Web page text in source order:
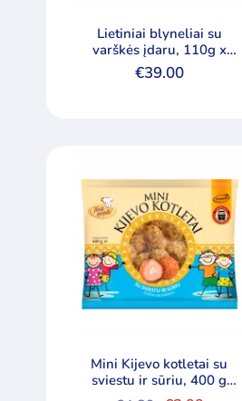
Lietiniai blyneliai su
varškės įdaru, 110g x
40vnt
€39.00
Mini Kijevo kotletai su
sviestu ir sūriu, 400 g
Tautų receptai